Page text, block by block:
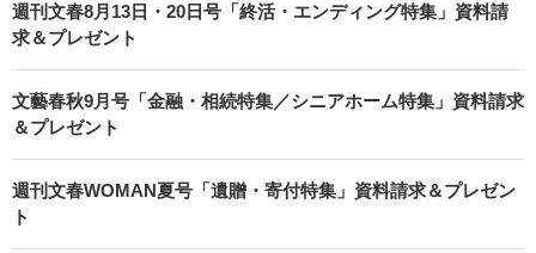
週刊文春8月13日・20日号「終活・エンディング特集」資料請
求＆プレゼント
文藝春秋9月号「金融・相続特集／シニアホーム特集」資料請求
＆プレゼント
週刊文春WOMAN夏号「遺贈・寄付特集」資料請求＆プレゼン
ト